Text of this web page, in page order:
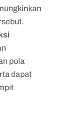
pola
dapat